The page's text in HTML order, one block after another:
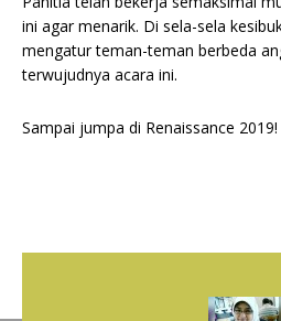
ini agar menarik. Di sela-sela
mengatur teman-teman berbeda
terwujudnya acara ini.
Sampai jumpa di Renaissance 2019!